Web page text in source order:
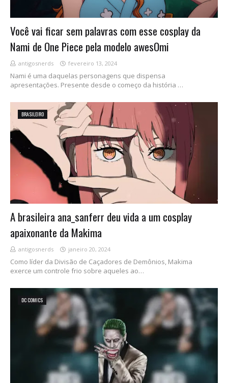
Você vai ficar sem palavras com esse cosplay da
Nami de One Piece pela modelo awesOmi
antigosnerds fevereiro 13, 2024
Nami é uma daquelas personagens que dispensa
apresentações. Presente desde o começo da história …
BRASILEIRO
A brasileira ana_sanferr deu vida a um cosplay
apaixonante da Makima
antigosnerds janeiro 20, 2024
Como líder da Divisão de Caçadores de Demônios, Makima
exerce um controle frio sobre aqueles ao…
DC COMICS